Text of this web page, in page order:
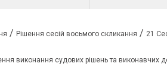
/ Рішення сесій восьмого скликання / 21
виконання судових рішень та виконавчих